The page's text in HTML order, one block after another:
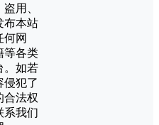
用、
布本站
何网
等各类
。如若
侵犯了
合法权
系我们